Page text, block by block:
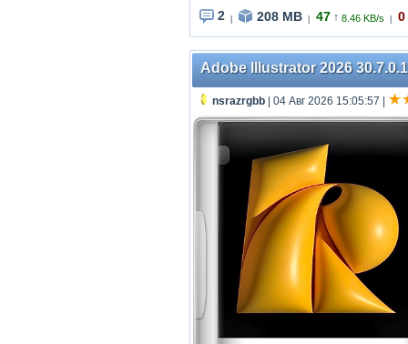
2 208 MB 47 ↑ 8.46 KB/s 0
Adobe Illustrator 2026
nsrazrgbb | 04 Авг 2026 15:05:57